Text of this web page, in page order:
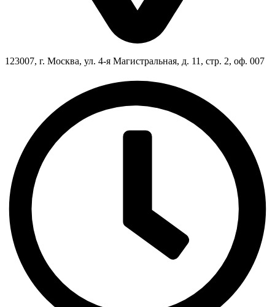
123007, г. Москва, ул. 4-я Магистральная, д. 11, стр. 2, оф. 007